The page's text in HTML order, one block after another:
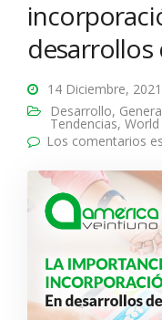
14 Diciembre, 2021
Desarrollo,
Tendencias, World
Los comentarios